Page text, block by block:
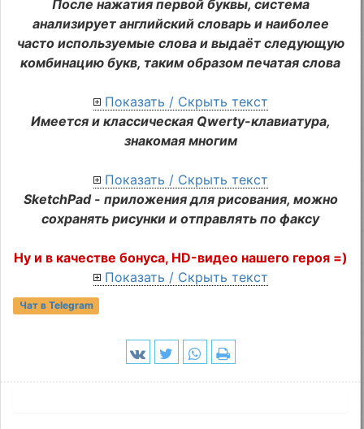
После нажатия первой буквы, система
анализирует английский словарь и наиболее
часто используемые слова и выдаёт следующую
комбинацию букв, таким образом печатая слова
Показать / Скрыть текст
Имеется и классическая Qwerty-клавиатура,
знакомая многим
Показать / Скрыть текст
SketchPad - приложения для рисования, можно
сохранять рисунки и отправлять по факсу
Ну и в качестве бонуса, HD-видео нашего героя =)
Показать / Скрыть текст
Чат в Telegram